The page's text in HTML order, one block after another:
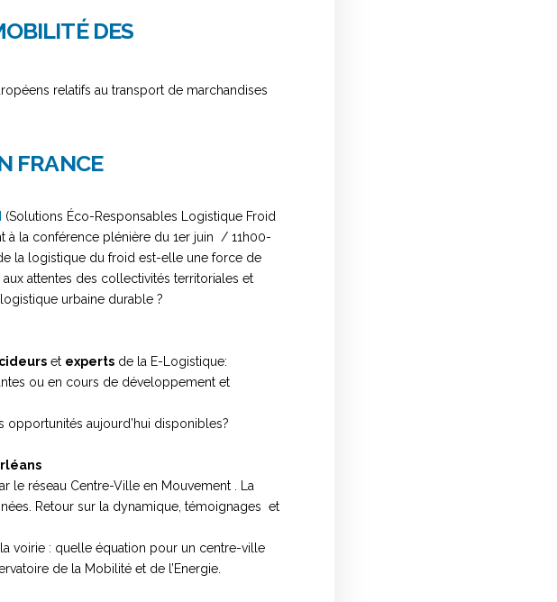
DES
relatifs au transport de marchandises
FRANCE
(Solutions Éco-Responsables Logistique Froid
à la conférence plénière du 1er juin / 11h00-
la logistique du froid est-elle une force de
attentes des collectivités territoriales et
urbaine durable ?
et experts de la E-Logistique:
ou en cours de développement et
aujourd’hui disponibles?
le réseau Centre-Ville en Mouvement . La
Retour sur la dynamique, témoignages et
voirie : quelle équation pour un centre-ville
de la Mobilité et de l’Energie.